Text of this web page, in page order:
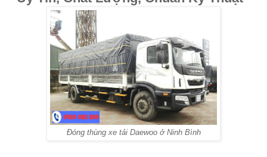
Đóng thùng xe tải Daewoo ở Ninh Bình